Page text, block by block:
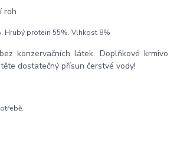
roh
Hrubý protein 55%. Vlhkost 8%
konzervačních látek. Doplňkové krmivo
dostatečný přísun čerstvé vody!